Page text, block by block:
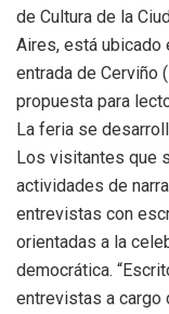
de Cultura de la
Aires, está ubicado
entrada de Cerviño
propuesta para
La feria se
Los visitantes que
actividades de
entrevistas con
orientadas a la
democrática.
entrevistas a cargo